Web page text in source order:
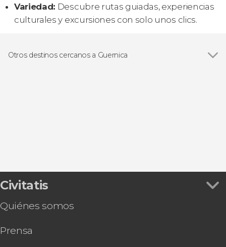
Variedad: Descubre rutas guiadas, experiencias
culturales y excursiones con solo unos clics.
Otros destinos cercanos a Guernica
Civitatis
Quiénes somos
Prensa